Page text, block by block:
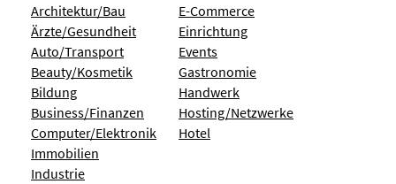
Architektur/Bau
Ärzte/Gesundheit
Auto/Transport
Beauty/Kosmetik
Bildung
Business/Finanzen
Computer/Elektronik
E-Commerce
Einrichtung
Events
Gastronomie
Handwerk
Hosting/Netzwerke
Hotel
Immobilien
Industrie